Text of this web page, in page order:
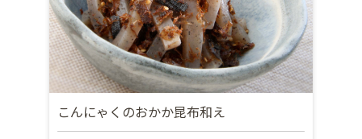
こんにゃくのおかか昆布和え